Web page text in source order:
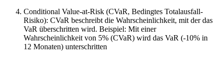
Conditional Value-at-Risk (CVaR, Bedingtes Totalausfall-
Risiko): CVaR beschreibt die Wahrscheinlichkeit, mit der das
VaR überschritten wird. Beispiel: Mit einer
Wahrscheinlichkeit von 5% (CVaR) wird das VaR (-10% in
12 Monaten) unterschritten